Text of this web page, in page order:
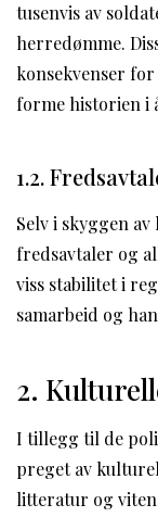
tusenvis av
herredømme.
konsekvenser
forme historien i
1.2.
Selv i skyggen
fredsavtaler og
viss stabilitet i
samarbeid og
2.
I tillegg til de
preget av
litteratur og